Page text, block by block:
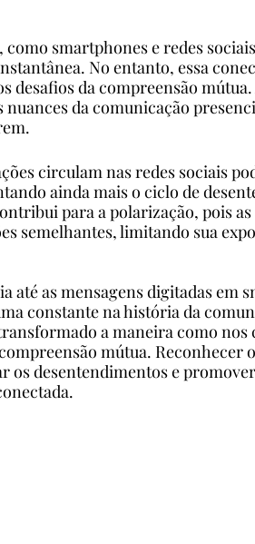
smartphones e redes
No entanto, essa
desafios da compreensão mútua.
da comunicação
circulam nas redes sociais
ainda mais o ciclo de
para a polarização, pois as
semelhantes, limitando sua
as mensagens digitadas em
constante na história da
a maneira como nos
mútua. Reconhecer
os desentendimentos e